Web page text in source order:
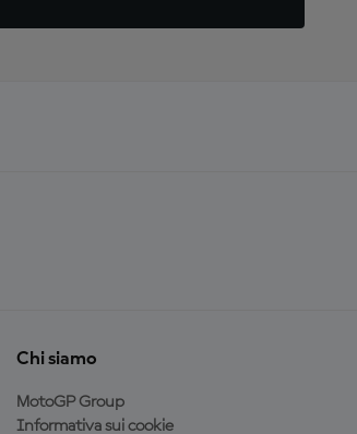
Chi siamo
MotoGP Group
Informativa sui cookie